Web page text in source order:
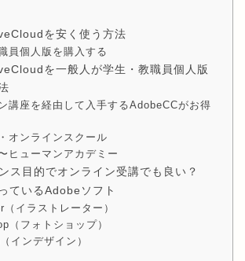
を安く使う方法
員個人版を購入する
を一般人が学生・教職員個人版
講座を経由して入手するAdobeCCがお得
オンラインスクール
ヒューマンアカデミー
ス目的でオンライン受講でも良い？
ているAdobeソフト
（イラストレーター）
（フォトショップ）
インデザイン）